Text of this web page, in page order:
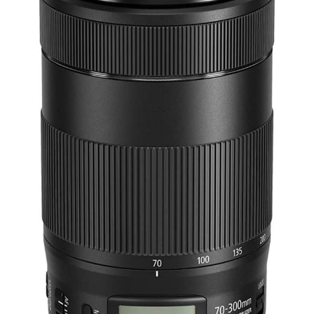
téléphone est compatible avec les téléphones 3,5 "- 7,2"
(iPhone, Samsung, Huawei, Xiaomi, etc.) Avec un port de botte
froide pour installer microphone ou lampe de complément.